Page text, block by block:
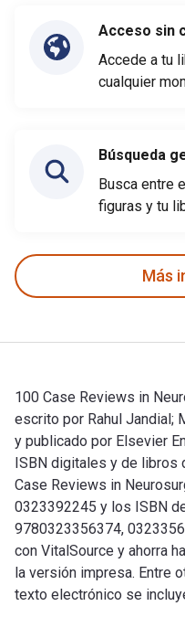
Acceso sin
Accede a tu
cualquier
Búsqueda
Busca entre
figuras y tu
Más
100 Case Reviews in
escrito por Rahul Jandial;
y publicado por Elsevier
ISBN digitales y de libros
Case Reviews in
0323392245 y los ISBN
9780323356374,
con VitalSource y ahorra
la versión impresa. Entre
texto electrónico se